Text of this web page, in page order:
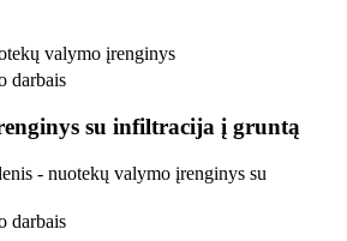
darbais
su infiltracija į gruntą
darbais